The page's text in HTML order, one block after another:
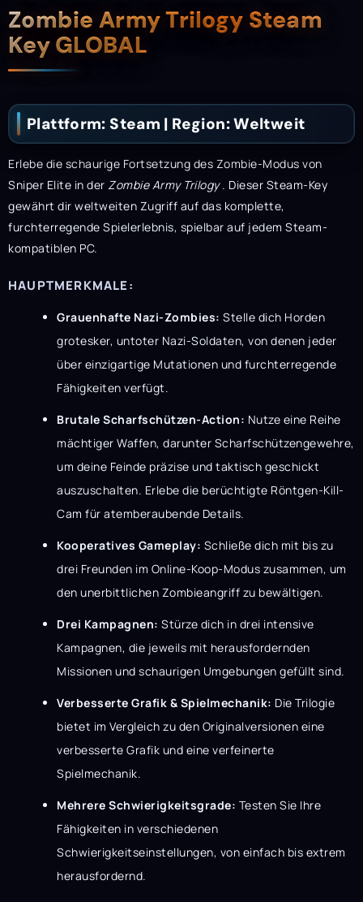
Beschreibung
Zombie Army Trilogy Steam
Key GLOBAL
Plattform: Steam | Region: Weltweit
Erlebe die schaurige Fortsetzung des Zombie-Modus von
Sniper Elite in der Zombie Army Trilogy. Dieser Steam-Key
gewährt dir weltweiten Zugriff auf das komplette,
furchterregende Spielerlebnis, spielbar auf jedem Steam-
kompatiblen PC.
HAUPTMERKMALE:
Grauenhafte Nazi-Zombies: Stelle dich Horden
grotesker, untoter Nazi-Soldaten, von denen jeder
über einzigartige Mutationen und furchterregende
Fähigkeiten verfügt.
Brutale Scharfschützen-Action: Nutze eine Reihe
mächtiger Waffen, darunter Scharfschützengewehre,
um deine Feinde präzise und taktisch geschickt
auszuschalten. Erlebe die berüchtigte Röntgen-Kill-
Cam für atemberaubende Details.
Kooperatives Gameplay: Schließe dich mit bis zu
drei Freunden im Online-Koop-Modus zusammen, um
den unerbittlichen Zombieangriff zu bewältigen.
Drei Kampagnen: Stürze dich in drei intensive
Kampagnen, die jeweils mit herausfordernden
Missionen und schaurigen Umgebungen gefüllt sind.
Verbesserte Grafik & Spielmechanik: Die Trilogie
bietet im Vergleich zu den Originalversionen eine
verbesserte Grafik und eine verfeinerte
Spielmechanik.
Mehrere Schwierigkeitsgrade: Testen Sie Ihre
Fähigkeiten in verschiedenen
Schwierigkeitseinstellungen, von einfach bis extrem
herausfordernd.